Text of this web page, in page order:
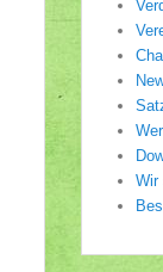
Wir